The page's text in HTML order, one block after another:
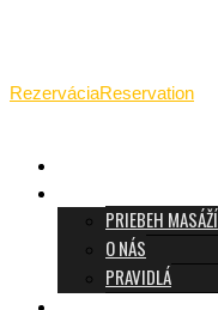
RezerváciaReservation
PRIEBEH MASÁŽÍ
O NÁS
PRAVIDLÁ